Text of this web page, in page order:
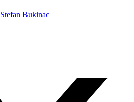
Stefan Bukinac